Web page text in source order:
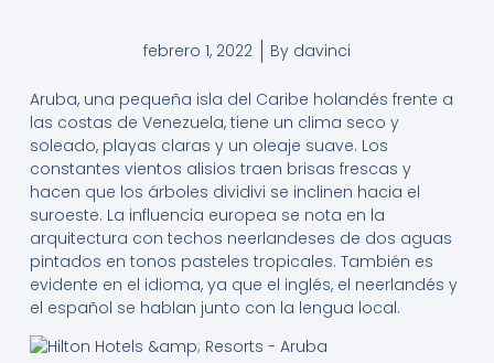
febrero 1, 2022 By davinci
Aruba, una pequeña isla del Caribe holandés frente a
las costas de Venezuela, tiene un clima seco y
soleado, playas claras y un oleaje suave. Los
constantes vientos alisios traen brisas frescas y
hacen que los árboles dividivi se inclinen hacia el
suroeste. La influencia europea se nota en la
arquitectura con techos neerlandeses de dos aguas
pintados en tonos pasteles tropicales. También es
evidente en el idioma, ya que el inglés, el neerlandés y
el español se hablan junto con la lengua local.